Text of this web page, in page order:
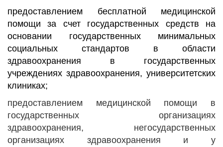
предоставлением бесплатной медицинской
помощи за счет государственных средств на
основании государственных минимальных
социальных стандартов в области
здравоохранения в государственных
учреждениях здравоохранения, университетских
клиниках;
предоставлением медицинской помощи в
государственных организациях
здравоохранения, негосударственных
организациях здравоохранения и у